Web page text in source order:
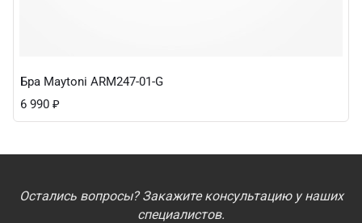
Бра Maytoni ARM247-01-G
6 990 ₽
Остались вопросы? Закажите консультацию у наших
специалистов.